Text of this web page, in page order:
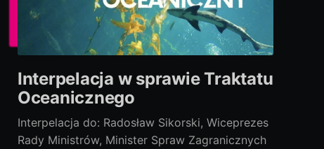
Interpelacja w sprawie Traktatu
Oceanicznego
Interpelacja do: Radosław Sikorski, Wiceprezes
Rady Ministrów, Minister Spraw Zagranicznych